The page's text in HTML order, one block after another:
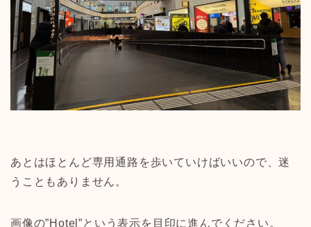
あとはほとんど専用通路を歩いていけばいいので、迷
うこともありません。
画像の”Hotel”という表示を目印に進んでください。